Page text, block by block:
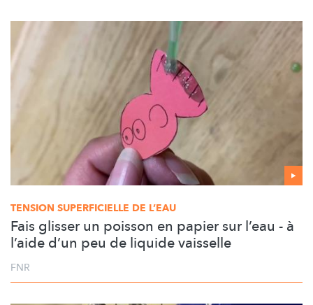
TENSION SUPERFICIELLE DE L’EAU
Fais glisser un poisson en papier sur l’eau - à
l’aide d’un peu de liquide vaisselle
FNR